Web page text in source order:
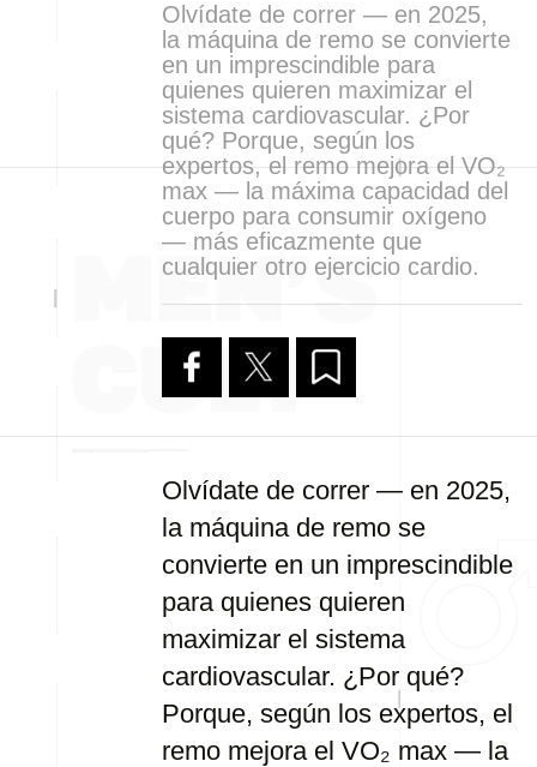
Olvídate de correr — en 2025,
la máquina de remo se convierte
en un imprescindible para
quienes quieren maximizar el
sistema cardiovascular. ¿Por
qué? Porque, según los
expertos, el remo mejora el VO₂
max — la máxima capacidad del
cuerpo para consumir oxígeno
— más eficazmente que
cualquier otro ejercicio cardio.
Olvídate de correr — en 2025,
la máquina de remo se
convierte en un imprescindible
para quienes quieren
maximizar el sistema
cardiovascular. ¿Por qué?
Porque, según los expertos, el
remo mejora el VO₂ max — la